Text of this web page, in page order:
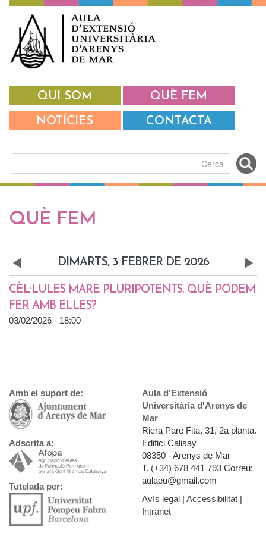
Vés al contingut
QUI SOM QUÈ FEM
NOTÍCIES CONTACTA
Formulari de cerca
Pestanyes primàries
QUÈ FEM
DIMARTS, 3 FEBRER DE 2026
«
Prev
Next
»
CÈL·LULES MARE PLURIPOTENTS. QUÈ PODEM
FER AMB ELLES?
03/02/2026 - 18:00
Amb el suport de:
Adscrita a:
Tutelada per:
Aula d'Extensió
Universitària d'Arenys de
Mar
Riera Pare Fita, 31, 2a planta.
Edifici Calisay
08350 - Arenys de Mar
T. (+34) 678 441 793 Correu;
aulaeu@gmail.com
Avís legal | Accessibilitat |
Intranet